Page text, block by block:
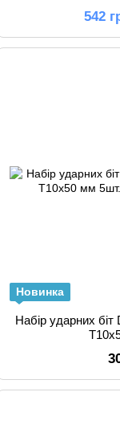
542
Новинка
Набір ударних